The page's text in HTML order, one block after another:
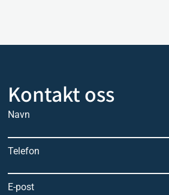
Kontakt oss
Navn
Telefon
E-post